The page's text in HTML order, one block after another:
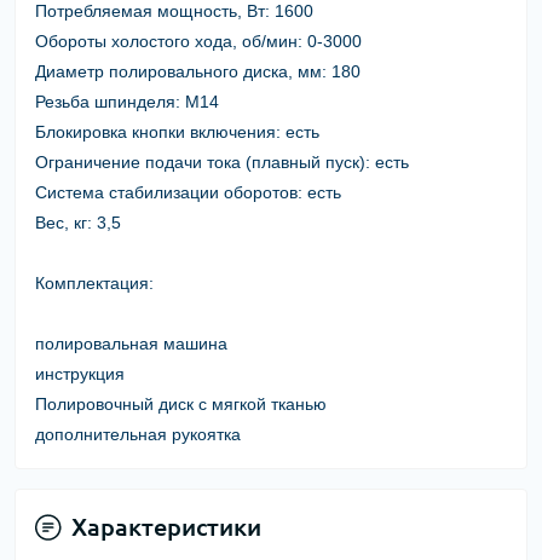
Потребляемая мощность, Вт: 1600
Обороты холостого хода, об/мин: 0-3000
Диаметр полировального диска, мм: 180
Резьба шпинделя: М14
Блокировка кнопки включения: есть
Ограничение подачи тока (плавный пуск): есть
Система стабилизации оборотов: есть
Вес, кг: 3,5
Комплектация:
полировальная машина
инструкция
Полировочный диск с мягкой тканью
дополнительная рукоятка
Характеристики